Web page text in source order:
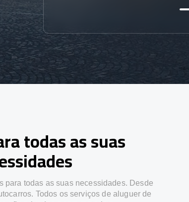
todas as suas
para todas as suas necessidades. Desde
Todos os serviços de aluguer de